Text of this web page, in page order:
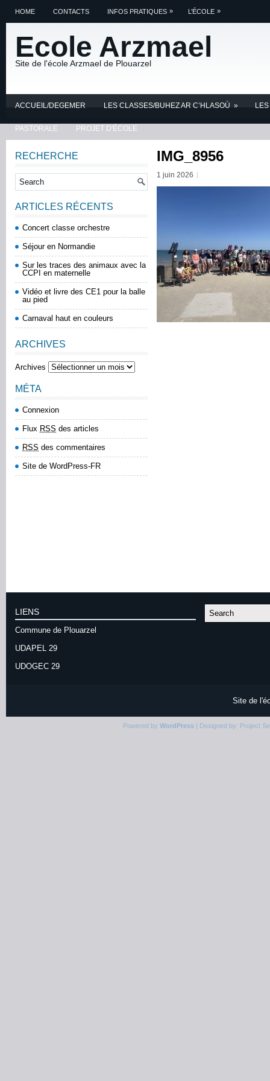
HOME CONTACTS INFOS PRATIQUES » L’ÉCOLE »
Ecole Arzmael
Site de l'école Arzmael de Plouarzel
ACCUEIL/DEGEMER LES CLASSES/BUHEZ AR C’HLASOÙ »
PASTORALE PROJET D'ÉCOLE
IMG_8956
1 juin 2026
RECHERCHE
ARTICLES RÉCENTS
Concert classe orchestre
Séjour en Normandie
Sur les traces des animaux avec la
CCPI en maternelle
Vidéo et livre des CE1 pour la balle
au pied
Carnaval haut en couleurs
ARCHIVES
Archives
MÉTA
Connexion
Flux RSS des articles
RSS des commentaires
Site de WordPress-FR
LIENS
Commune de Plouarzel
UDAPEL 29
UDOGEC 29
Site de
Powered by WordPress| Designed by: Project